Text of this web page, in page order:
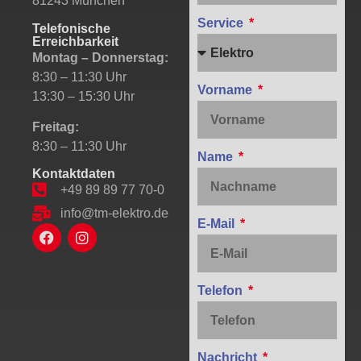
Telefonische
Erreichbarkeit
Montag – Donnerstag:
8:30 – 11:30 Uhr
13:30 – 15:30 Uhr
Freitag:
8:30 – 11:30 Uhr
Kontaktdaten
+49 89 89 77 70-0
info@tm-elektro.de
Service
Vorname
Name
E-Mail
Telefon
Nachricht